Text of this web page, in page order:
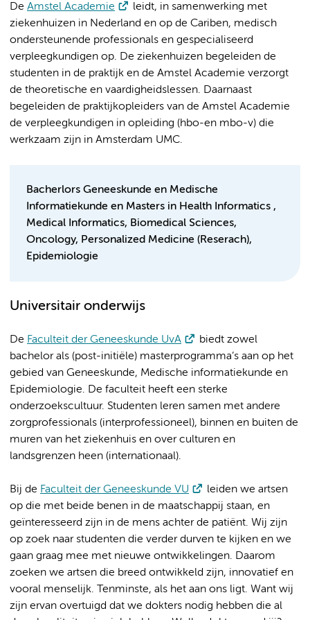
De Amstel Academie
leidt, in samenwerking met
ziekenhuizen in Nederland en op de Cariben, medisch
ondersteunende professionals en gespecialiseerd
verpleegkundigen op. De ziekenhuizen begeleiden de
studenten in de praktijk en de Amstel Academie verzorgt
de theoretische en vaardigheidslessen. Daarnaast
begeleiden de praktijkopleiders van de Amstel Academie
de verpleegkundigen in opleiding (hbo-en mbo-v) die
werkzaam zijn in Amsterdam UMC.
Bacherlors Geneeskunde en Medische
Informatiekunde en Masters in Health Informatics ,
Medical Informatics, Biomedical Sciences,
Oncology, Personalized Medicine (Reserach),
Epidemiologie
Universitair onderwijs
De Faculteit der Geneeskunde UvA
biedt zowel
bachelor als (post-initiële) masterprogramma’s aan op het
gebied van Geneeskunde, Medische informatiekunde en
Epidemiologie. De faculteit heeft een sterke
onderzoekscultuur. Studenten leren samen met andere
zorgprofessionals (interprofessioneel), binnen en buiten de
muren van het ziekenhuis en over culturen en
landsgrenzen heen (internationaal).
Bij de Faculteit der Geneeskunde VU
leiden we artsen
op die met beide benen in de maatschappij staan, en
geïnteresseerd zijn in de mens achter de patiënt. Wij zijn
op zoek naar studenten die verder durven te kijken en we
gaan graag mee met nieuwe ontwikkelingen. Daarom
zoeken we artsen die breed ontwikkeld zijn, innovatief en
vooral menselijk. Tenminste, als het aan ons ligt. Want wij
zijn ervan overtuigd dat we dokters nodig hebben die al